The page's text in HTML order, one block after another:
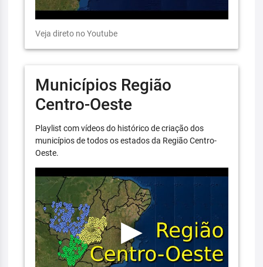
Veja direto no Youtube
Municípios Região
Centro-Oeste
Playlist com vídeos do histórico de criação dos
municípios de todos os estados da Região Centro-
Oeste.